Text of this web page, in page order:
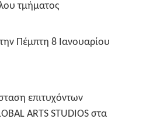
τμήματος
Πέμπτη 8 Ιανουαρίου
επιτυχόντων
ARTS STUDIOS στα